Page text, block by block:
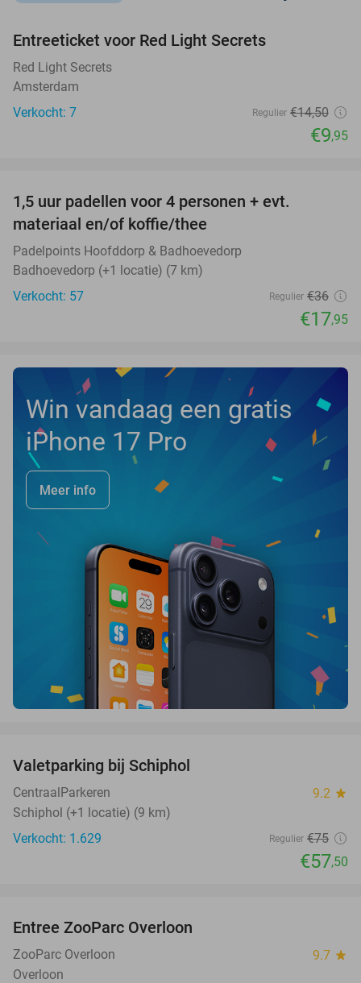
TODAY
Entreeticket voor Red Light Secrets
Red Light Secrets
Amsterdam
Verkocht: 7
Regulier €14,50
€9,95
TODAY
1,5 uur padellen voor 4 personen + evt.
materiaal en/of koffie/thee
Padelpoints Hoofddorp & Badhoevedorp
Badhoevedorp (+1 locatie) (7 km)
Verkocht: 57
Regulier €36
€17,95
Win vandaag een gratis
iPhone 17 Pro
Meer info
Valetparking bij Schiphol
CentraalParkeren 9.2 star
Schiphol (+1 locatie) (9 km)
Verkocht: 1.629
Regulier €75
€57,50
TODAY
Entree ZooParc Overloon
ZooParc Overloon 9.7 star
Overloon